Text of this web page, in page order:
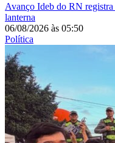
Avanço Ideb do RN registra
lanterna
06/08/2026 às 05:50
Política